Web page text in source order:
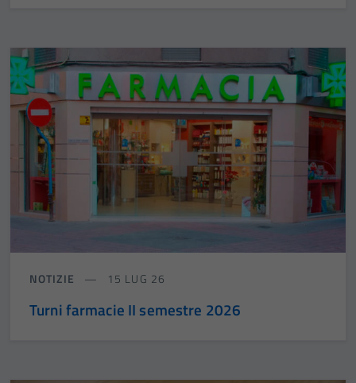
NOTIZIE 15 LUG 26
Turni farmacie II semestre 2026